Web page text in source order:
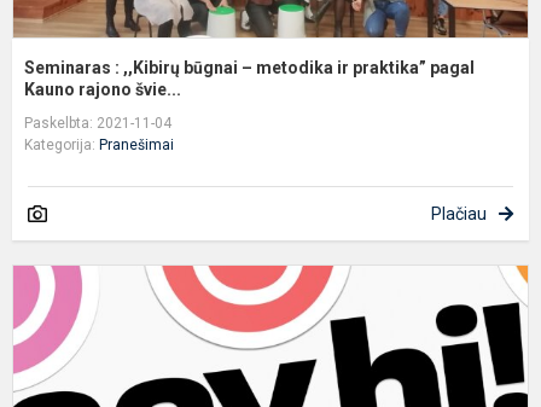
Seminaras : ,,Kibirų būgnai – metodika ir praktika” pagal
Kauno rajono švie...
Paskelbta: 2021-11-04
Kategorija: Pranešimai
Plačiau